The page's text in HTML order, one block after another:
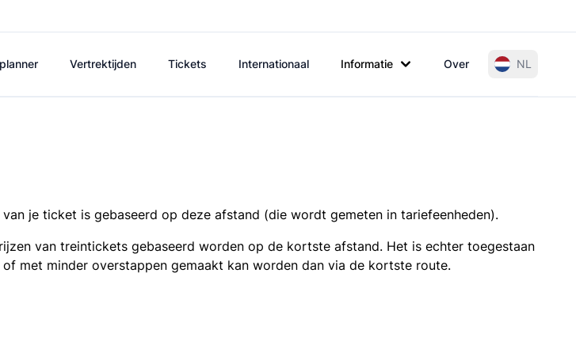
Vertrektijden Tickets Internationaal Informatie Over NL
je ticket is gebaseerd op deze afstand (die wordt gemeten in tariefeenheden).
van treintickets gebaseerd worden op de kortste afstand. Het is echter toegestaan
met minder overstappen gemaakt kan worden dan via de kortste route.